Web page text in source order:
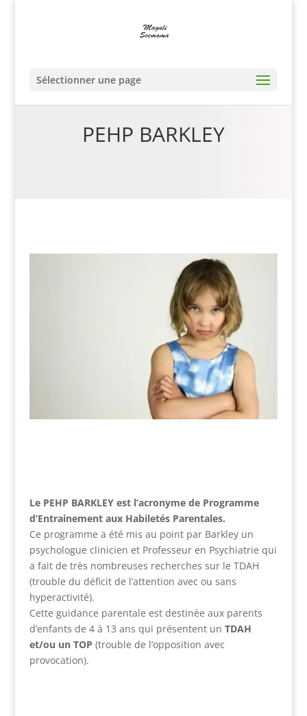
Sélectionner une page
PEHP BARKLEY
Le PEHP BARKLEY est l’acronyme de Programme
d’Entrainement aux Habiletés Parentales.
Ce programme a été mis au point par Barkley un
psychologue clinicien et Professeur en Psychiatrie qui
a fait de très nombreuses recherches sur le TDAH
(trouble du déficit de l’attention avec ou sans
hyperactivité).
Cette guidance parentale est destinée aux parents
d’enfants de 4 à 13 ans qui présentent un TDAH
et/ou un TOP (trouble de l’opposition avec
provocation).